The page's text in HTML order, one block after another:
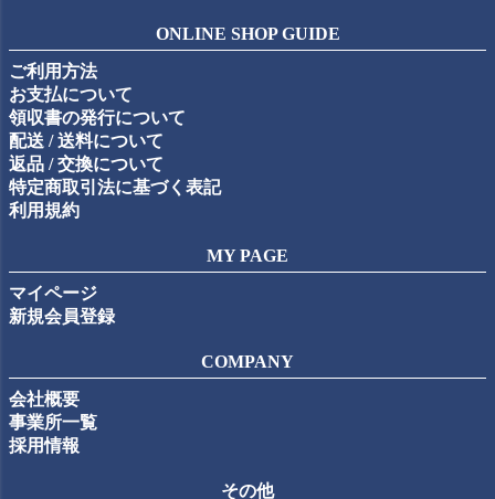
ップ
ONLINE SHOP GUIDE
ご利用方法
お支払について
領収書の発行について
配送 / 送料について
返品 / 交換について
特定商取引法に基づく表記
利用規約
MY PAGE
マイページ
新規会員登録
COMPANY
会社概要
事業所一覧
採用情報
その他